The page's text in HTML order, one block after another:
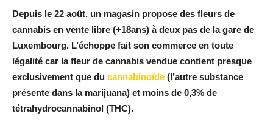
Depuis le 22 août, un magasin propose des fleurs de
cannabis en vente libre (+18ans) à deux pas de la gare de
Luxembourg. L’échoppe fait son commerce en toute
légalité car la fleur de cannabis vendue contient presque
exclusivement que du cannabinoïde (l’autre substance
présente dans la marijuana) et moins de 0,3% de
tétrahydrocannabinol (THC).